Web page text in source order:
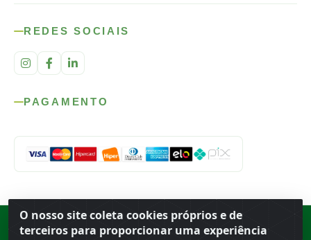
O nosso site coleta cookies próprios e de
terceiros para proporcionar uma experiência
REDES SOCIAIS
PAGAMENTO
Porto Ferreira ·BR
13.669-899· CNPJ 56.679.863/0001-91